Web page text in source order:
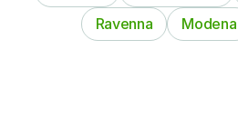
Ravenna
Modena